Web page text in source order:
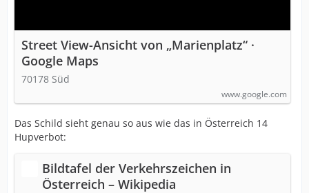
Street View-Ansicht von „Marienplatz“ ·
Google Maps
70178 Süd
www.google.com
Das Schild sieht genau so aus wie das in Österreich 14
Hupverbot:
Bildtafel der Verkehrszeichen in
Österreich – Wikipedia